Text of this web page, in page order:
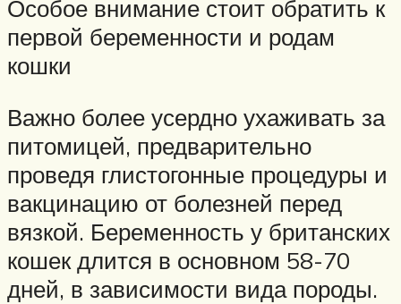
Особое внимание стоит обратить к
первой беременности и родам
кошки
Важно более усердно ухаживать за
питомицей, предварительно
проведя глистогонные процедуры и
вакцинацию от болезней перед
вязкой. Беременность у британских
кошек длится в основном 58-70
дней, в зависимости вида породы.